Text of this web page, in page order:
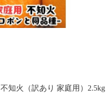
知火（訳あり 家庭用）2.5kg